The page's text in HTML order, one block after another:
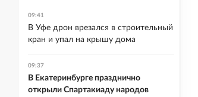
09:41
В Уфе дрон врезался в строительный
кран и упал на крышу дома
09:37
В Екатеринбурге празднично
открыли Спартакиаду народов